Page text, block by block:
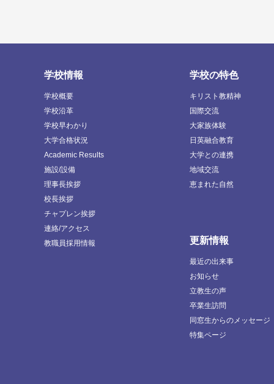
学校情報
学校概要
学校沿革
学校早わかり
大学合格状況
Academic Results
施設/設備
理事長挨拶
校長挨拶
チャプレン挨拶
連絡/アクセス
教職員採用情報
学校の特色
キリスト教精神
国際交流
大家族体験
日英融合教育
大学との連携
地域交流
恵まれた自然
更新情報
最近の出来事
お知らせ
立教生の声
卒業生訪問
同窓生からのメッセージ
特集ページ